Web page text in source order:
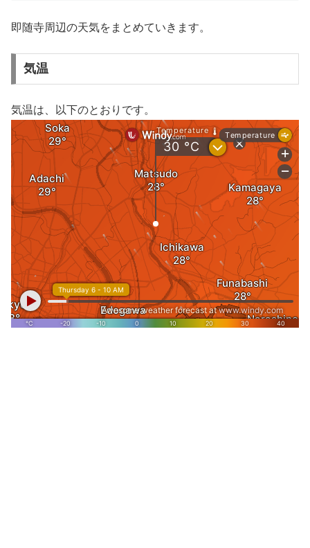
即随寺周辺の天気をまとめていきます。
気温
気温は、以下のとおりです。